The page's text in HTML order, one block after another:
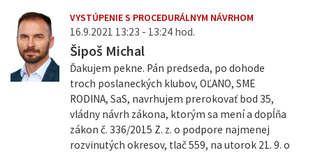
VYSTÚPENIE S PROCEDURÁLNYM NÁVRHOM
16.9.2021 13:23 - 13:24 hod.
Šipoš Michal
Ďakujem pekne. Pán predseda, po dohode
troch poslaneckých klubov, OĽANO, SME
RODINA, SaS, navrhujem prerokovať bod 35,
vládny návrh zákona, ktorým sa mení a dopĺňa
zákon č. 336/2015 Z. z. o podpore najmenej
rozvinutých okresov, tlač 559, na utorok 21. 9. o